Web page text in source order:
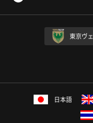
東京ヴ
日本語